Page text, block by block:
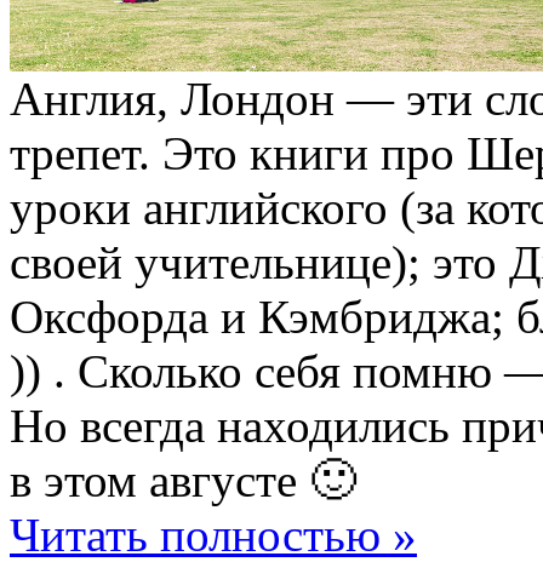
Англия, Лондон — эти
трепет. Это книги про
уроки английского (за
своей учительнице); это
Оксфорда и Кэмбриджа;
)) . Сколько себя помню
Но всегда находились
в этом августе 🙂
Читать полностью »